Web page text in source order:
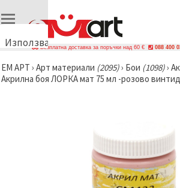
Използваме
🍪
Използваме
Безплатна доставка за поръчки над 60 € 088 400
ЕМ АРТ › Арт материали (2095)› Бои (1098)›
Акрилна боя ЛОРКА мат 75 мл -розово